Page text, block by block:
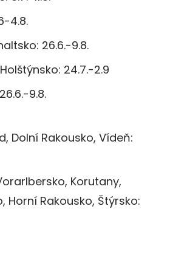
4.8.
26.6.-9.8.
24.7.-2.9
9.8.
Dolní Rakousko, Vídeň:
Korutany,
Horní Rakousko, Štýrsko: